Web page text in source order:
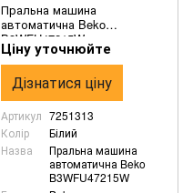
Пральна машина
автоматична Beko
B3WFU47215W
Ціну уточнюйте
Дізнатися ціну
Артикул 7251313
Колір
Білий
Назва
Пральна машина
автоматична Beko
B3WFU47215W